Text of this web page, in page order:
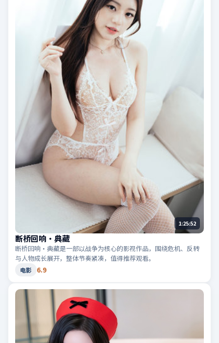
1:25:52
断桥回响·典藏
断桥回响·典藏是一部以战争为核心的影视作品，围绕危机、反转
与人物成长展开，整体节奏紧凑，值得推荐观看。
电影 6.9